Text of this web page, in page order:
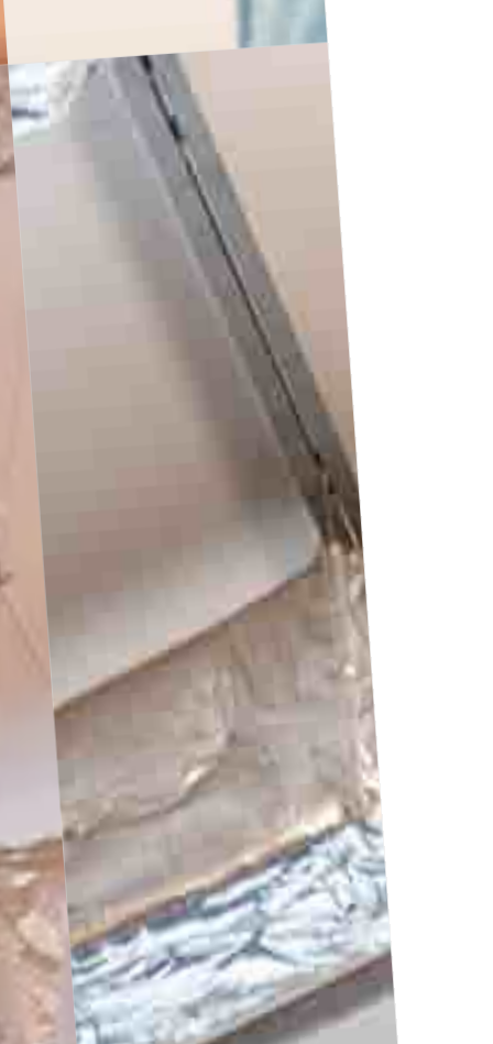
Slide 1 of 2.